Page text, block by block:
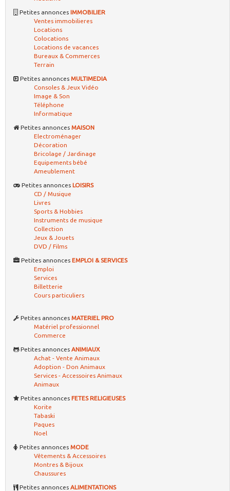
Petites annonces IMMOBILIER
Ventes immobilieres
Locations
Colocations
Locations de vacances
Bureaux & Commerces
Terrain
Petites annonces MULTIMEDIA
Consoles & Jeux Vidéo
Image & Son
Téléphone
Informatique
Petites annonces MAISON
Electroménager
Décoration
Bricolage / Jardinage
Equipements bébé
Ameublement
Petites annonces LOISIRS
CD / Musique
Livres
Sports & Hobbies
Instruments de musique
Collection
Jeux & Jouets
DVD / Films
Petites annonces EMPLOI & SERVICES
Emploi
Services
Billetterie
Cours particuliers
Petites annonces MATERIEL PRO
Matériel professionnel
Commerce
Petites annonces ANIMIAUX
Achat - Vente Animaux
Adoption - Don Animaux
Services - Accessoires Animaux
Animaux
Petites annonces FETES RELIGIEUSES
Korite
Tabaski
Paques
Noel
Petites annonces MODE
Vêtements & Accessoires
Montres & Bijoux
Chaussures
Petites annonces ALIMENTATIONS